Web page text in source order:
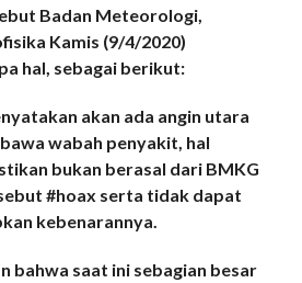
Badan Meteorologi,
Kamis (9/4/2020)
hal, sebagai berikut:
akan ada angin utara
wabah penyakit, hal
bukan berasal dari BMKG
#hoax serta tidak dapat
kebenarannya.
bahwa saat ini sebagian besar